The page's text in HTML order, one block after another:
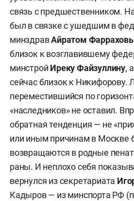
связь с предшественником.
был в связке с ушедшим в
минздравАйратом
близок к возглавившему
минстрой Иреку Файзуллину,
сейчас близок к Никифорову.
переместившийся по
«наследников» не оставил.
обратная тенденция — не
или иным причинам в Москве
возвращаются в родные
раны. И неплохо себя
вернулся из секретариата
Кадыров — из минспорта РФ